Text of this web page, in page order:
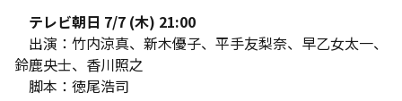
テレビ朝日 7/7 (木) 21:00
出演：竹内涼真、新木優子、平手友梨奈、早乙女太一、
鈴鹿央士、香川照之
脚本：徳尾浩司